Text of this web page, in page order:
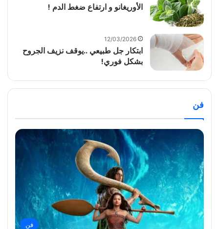
الأوريغانو و ارتفاع ضغط الدم !
12/03/2026
ابتكار جل طبيعي ..يوقف نزيف الجروح
بشكل فوري!
فن
فن